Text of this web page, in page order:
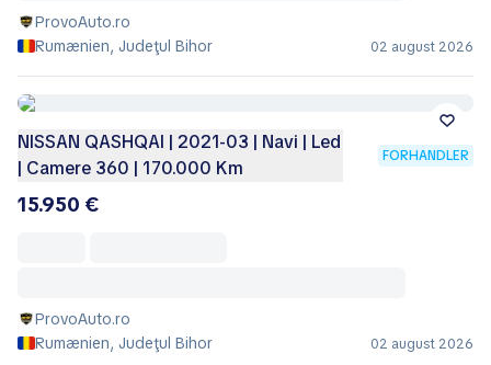
ProvoAuto.ro
Rumænien, Judeţul Bihor
02 august 2026
NISSAN QASHQAI | 2021-03 | Navi | Led
| Camere 360 | 170.000 Km
FORHANDLER
15.950 €
ProvoAuto.ro
Rumænien, Judeţul Bihor
02 august 2026